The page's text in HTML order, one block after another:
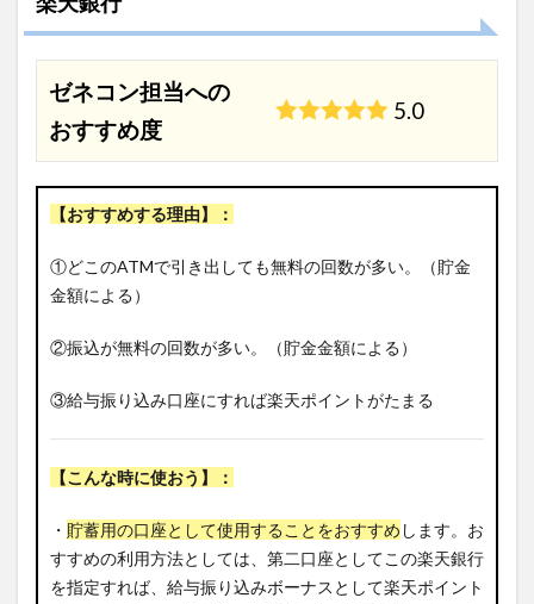
ゼネコン担当への
おすすめ度
5.0
【おすすめする理由】：
①どこのATMで引き出しても無料の回数が多い。（貯金
金額による）
②振込が無料の回数が多い。（貯金金額による）
③給与振り込み口座にすれば楽天ポイントがたまる
【こんな時に使おう】：
・ 貯蓄用の口座として使用することをおすすめ します。お
すすめの利用方法としては、第二口座としてこの楽天銀行
を指定すれば、給与振り込みボーナスとして楽天ポイント